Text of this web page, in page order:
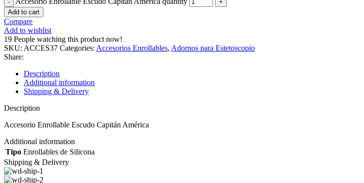
Add to cart
Compare
Add to wishlist
19 People watching this product now!
SKU: ACCES37 Categories: Accesorios Enrollables, Adornos para Estetoscopio
Share:
Description
Additional information
Shipping & Delivery
Description
Accesorio Enrollable Escudo Capitán América
Additional information
Tipo Enrollables de Silicona
Shipping & Delivery